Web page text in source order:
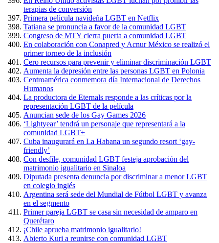
terapias de conversión
Primera película navideña LGBT en Netflix
Tatiana se pronuncia a favor de la comunidad LGBT
Congreso de MTY cierra puerta a comunidad LGBT
En colaboración con Conapred y Acnur México se realizó el
primer torneo de la inclusión
Cero recursos para prevenir y eliminar discriminación LGBT
Aumenta la depresión entre las personas LGBT en Polonia
Centroamérica conmemora día Internacional de Derechos
Humanos
La productora de Eternals responde a las críticas por la
representación LGBT de la película
Anuncian sede de los Gay Games 2026
‘Lightyear’ tendrá un personaje que representará a la
comunidad LGBT+
Cuba inaugurará en La Habana un segundo resort ‘gay-
friendly’
Con desfile, comunidad LGBT festeja aprobación del
matrimonio igualitario en Sinaloa
Diputada presenta denuncia por discriminar a menor LGBT
en colegio inglés
Argentina será sede del Mundial de Fútbol LGBT y avanza
en el segmento
Primer pareja LGBT se casa sin necesidad de amparo en
Querétaro
¡Chile aprueba matrimonio igualitario!
Abierto Kuri a reunirse con comunidad LGBT